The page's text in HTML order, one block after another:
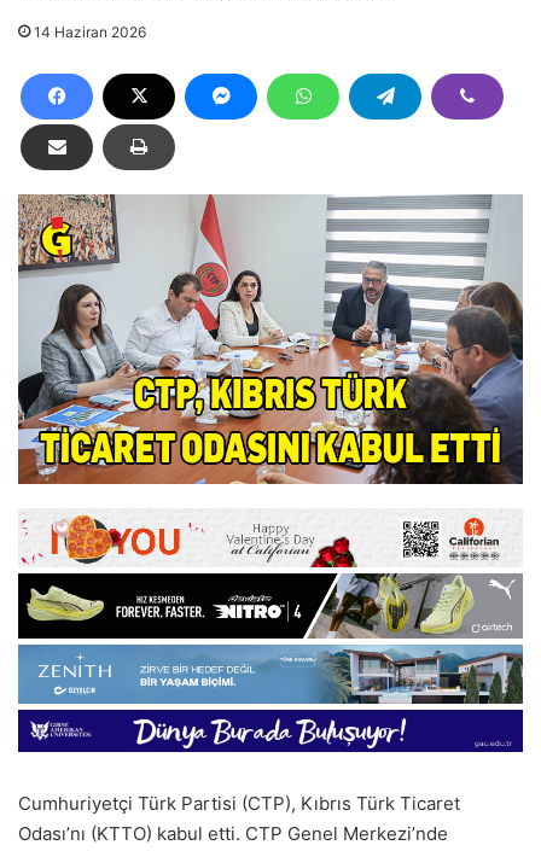
14 Haziran 2026
Cumhuriyetçi Türk Partisi (CTP), Kıbrıs Türk Ticaret
Odası’nı (KTTO) kabul etti. CTP Genel Merkezi’nde